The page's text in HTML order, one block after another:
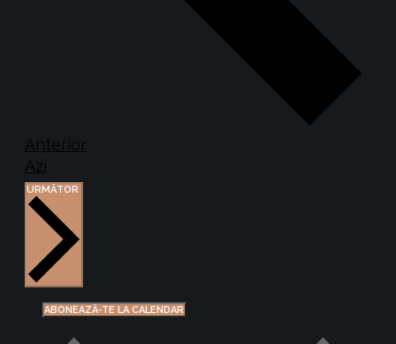
AnteriorEvenimente
Azi
URMĂTOR
ABONEAZĂ-TE LA CALENDAR